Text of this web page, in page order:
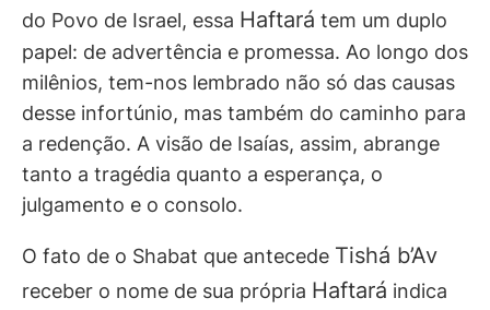
do Povo de Israel, essa Haftará tem um duplo
papel: de advertência e promessa. Ao longo dos
milênios, tem-nos lembrado não só das causas
desse infortúnio, mas também do caminho para
a redenção. A visão de Isaías, assim, abrange
tanto a tragédia quanto a esperança, o
julgamento e o consolo.
O fato de o Shabat que antecede Tishá b’Av
receber o nome de sua própria Haftará indica